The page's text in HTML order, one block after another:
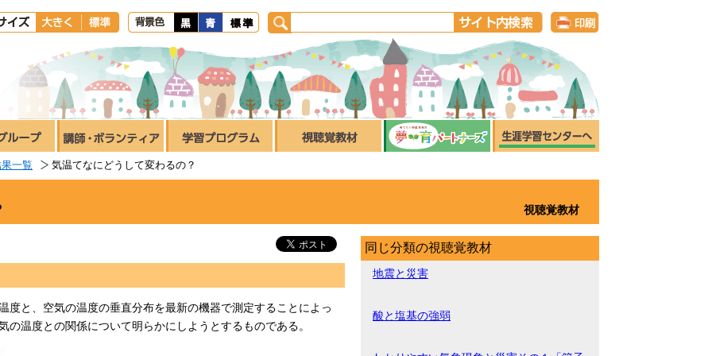
一覧 気温てなにどうして変わるの？
視聴覚教材
度と、空気の温度の垂直分布を最新の機器で測定することによっ
温度との関係について明らかにしようとするものである。
同じ分類の視聴覚教材
地震と災害
酸と塩基の強弱